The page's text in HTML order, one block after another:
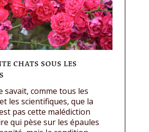
CHATS SOUS LES
savait, comme tous les
les scientifiques, que la
pas cette malédiction
qui pèse sur les épaules